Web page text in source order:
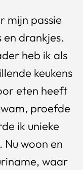
mijn passie
drankjes.
heb ik als
keukens
eten heeft
proefde
ik unieke
Nu woon en
waar